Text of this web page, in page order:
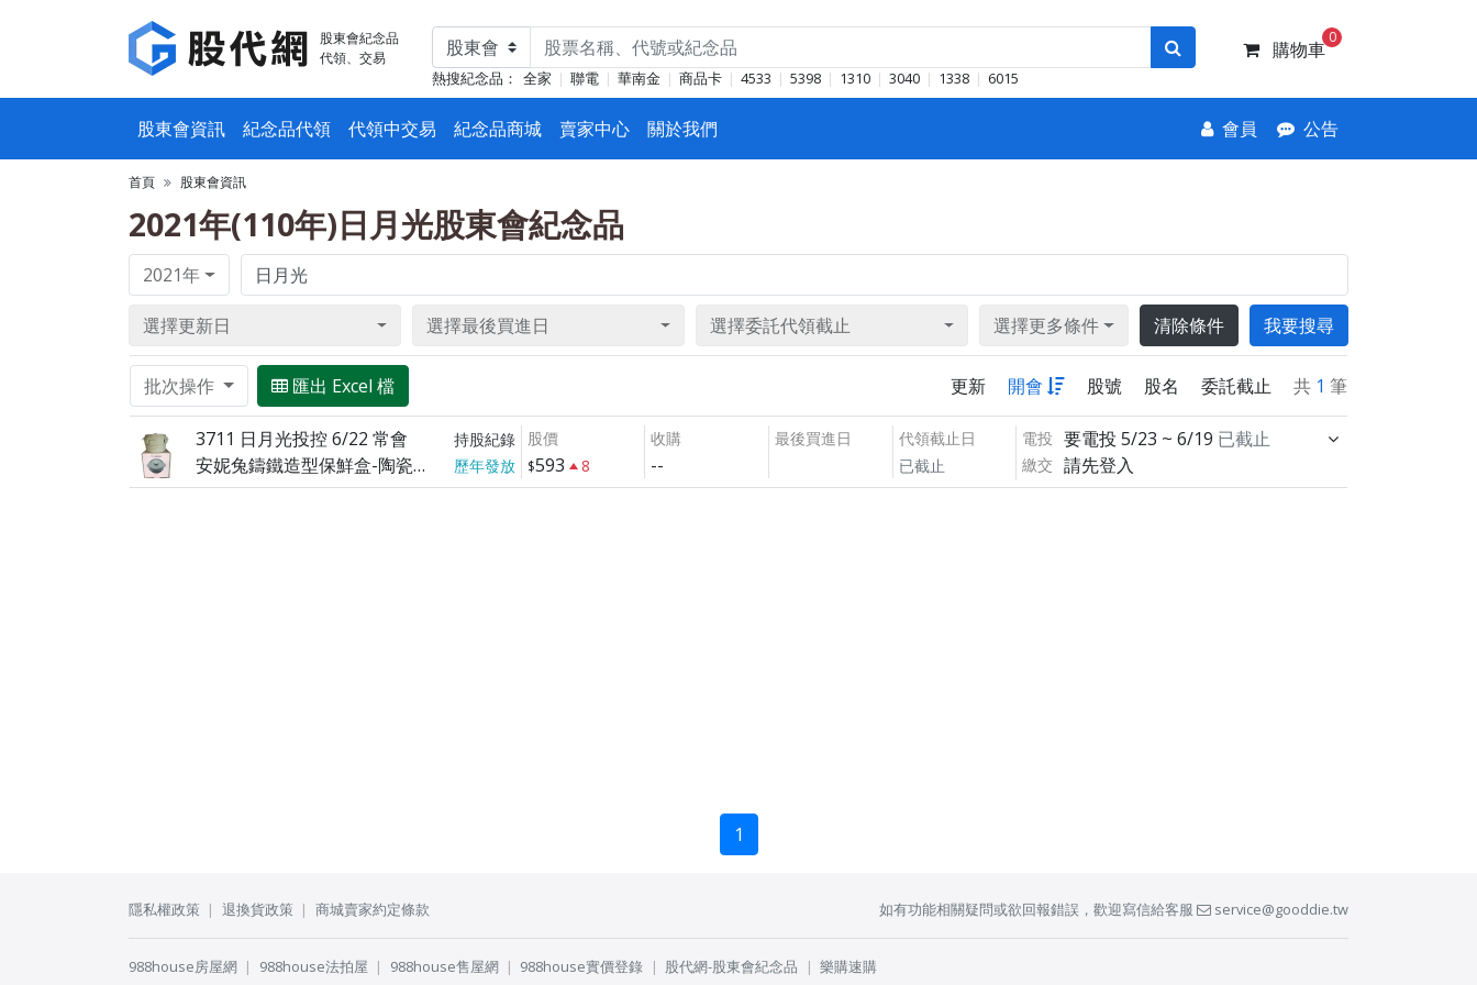
股東會紀念品
代領、交易
熱搜紀念品： 全家 聯電 華南金 商品卡 4533 5398 1310 3040 1338 6015
購物車
0
股東會資訊 紀念品代領 代領中交易 紀念品商城 賣家中心 關於我們 會員 公告
首頁 股東會資訊
2021年(110年)日月光股東會紀念品
2021年
選擇更新日 選擇最後買進日 選擇委託代領截止 選擇更多條件 清除條件 我要搜尋
批次操作 匯出 Excel 檔 更新 開會 股號 股名 委託截止 共 1 筆
3711 日月光投控 6/22 常會 持股紀錄
安妮兔鑄鐵造型保鮮盒-陶瓷二代([F5]) 歷年發放
股價
593 8
收購
--
最後買進日
代領截止日
已截止
電投 要電投 5/23 ~ 6/19 已截止
繳交 請先登入
1
隱私權政策 退換貨政策 商城賣家約定條款 如有功能相關疑問或欲回報錯誤，歡迎寫信給客服 service@gooddie.tw
988house房屋網 988house法拍屋 988house售屋網 988house實價登錄 股代網-股東會紀念品 樂購速購